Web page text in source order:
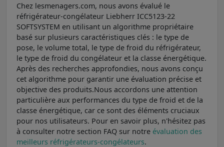
Chez lesmenagers.com, nous avons évalué le
réfrigérateur-congélateur Liebherr ICC5123-22
SOFTSYSTEM en utilisant un algorithme propriétaire
basé sur plusieurs caractéristiques clés : le type de
pose, le volume total, le type de froid du réfrigérateur,
le type de froid du congélateur et la classe énergétique.
Après des recherches approfondies, nous avons conçu
cet algorithme pour garantir une évaluation précise et
objective des produits.Nous accordons une attention
particulière aux performances du type de froid et de la
classe énergétique, car ce sont des éléments cruciaux
pour nos utilisateurs. Pour en savoir plus, n'hésitez pas
à consulter notre section FAQ sur notre évaluation des
meilleurs réfrigérateurs-congélateurs.